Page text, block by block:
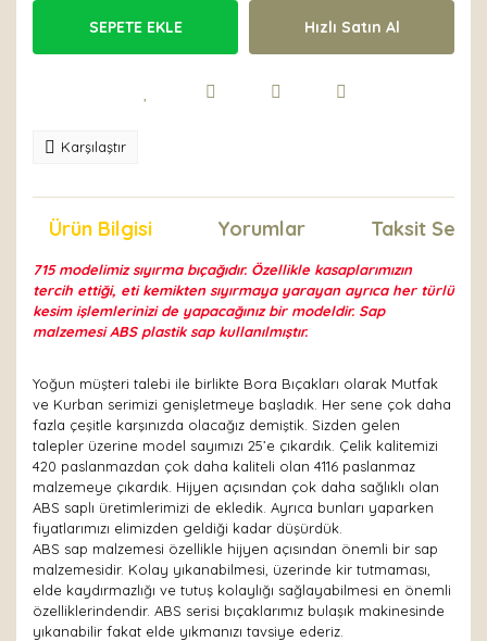
SEPETE EKLE Hızlı Satın Al
Karşılaştır
Ürün Bilgisi Yorumlar Taksit
715 modelimiz sıyırma bıçağıdır. Özellikle kasaplarımızın
tercih ettiği, eti kemikten sıyırmaya yarayan ayrıca her türlü
kesim işlemlerinizi de yapacağınız bir modeldir. Sap
malzemesi ABS plastik sap kullanılmıştır.
Yoğun müşteri talebi ile birlikte Bora Bıçakları olarak Mutfak
ve Kurban serimizi genişletmeye başladık. Her sene çok daha
fazla çeşitle karşınızda olacağız demiştik. Sizden gelen
talepler üzerine model sayımızı 25’e çıkardık. Çelik kalitemizi
420 paslanmazdan çok daha kaliteli olan 4116 paslanmaz
malzemeye çıkardık. Hijyen açısından çok daha sağlıklı olan
ABS saplı üretimlerimizi de ekledik. Ayrıca bunları yaparken
fiyatlarımızı elimizden geldiği kadar düşürdük.
ABS sap malzemesi özellikle hijyen açısından önemli bir sap
malzemesidir. Kolay yıkanabilmesi, üzerinde kir tutmaması,
elde kaydırmazlığı ve tutuş kolaylığı sağlayabilmesi en önemli
özelliklerindendir. ABS serisi bıçaklarımız bulaşık makinesinde
yıkanabilir fakat elde yıkmanızı tavsiye ederiz.